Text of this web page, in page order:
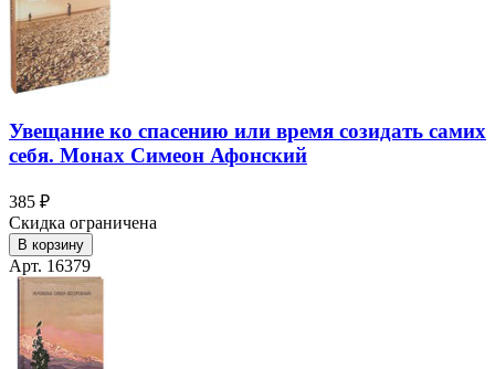
Увещание ко спасению или время созидать самих
себя. Монах Симеон Афонский
385 ₽
Скидка ограничена
В корзину
Арт. 16379